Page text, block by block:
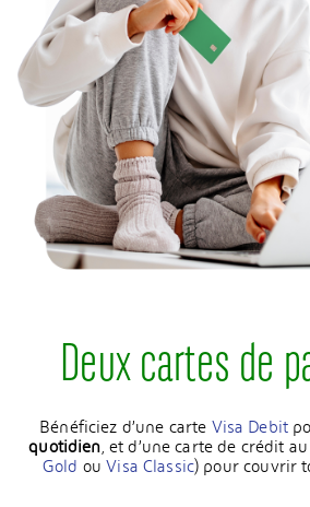
Deux cartes de
Bénéficiez d’une carte Visa Debit
quotidien, et d’une carte de crédit
Gold ouVisa Classic) pour couvrir